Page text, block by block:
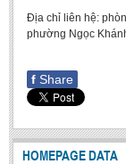
Địa chỉ liên hệ:
phường Ngọc
f Share
HOMEPAGE DATA